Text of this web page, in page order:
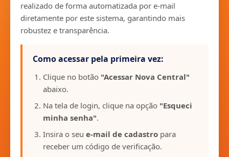
realizado de forma automatizada por e-mail
diretamente por este sistema, garantindo mais
robustez e transparência.
Como acessar pela primeira vez:
Clique no botão "Acessar Nova Central"
abaixo.
Na tela de login, clique na opção "Esqueci
minha senha".
Insira o seu e-mail de cadastro para
receber um código de verificação.